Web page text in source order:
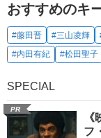
おすすめのキ
#藤田晋 #三山凌輝
#内田有紀
#松田聖子
SPECIAL
PR
フ